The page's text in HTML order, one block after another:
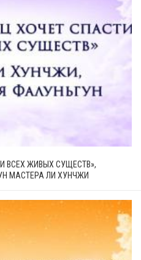
ВСЕХ ЖИВЫХ СУЩЕСТВ»,
МАСТЕРА ЛИ ХУНЧЖИ